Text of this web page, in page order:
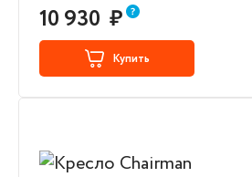
10 930 ₽
Купить